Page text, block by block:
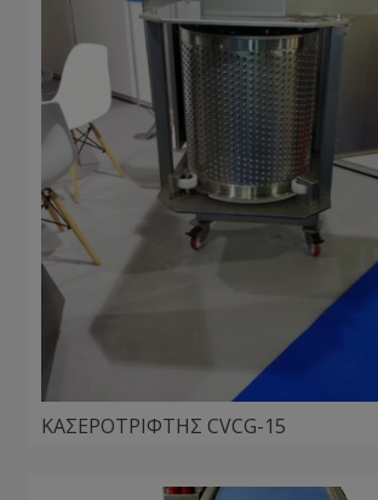
ΚΑΣΕΡΟΤΡΙΦΤΗΣ CVCG-15